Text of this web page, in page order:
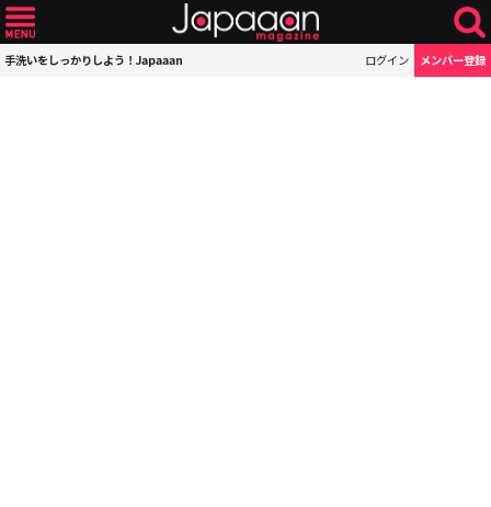
手洗いをしっかりしよう！Japaaan ログイン メンバー登録